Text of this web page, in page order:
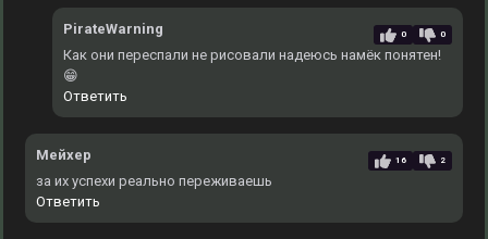
PirateWarning 0 0
Как они переспали не рисовали надеюсь намёк понятен!
😁
Ответить
Мейхер 16 2
за их успехи реально переживаешь
Ответить